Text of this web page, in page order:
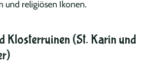
Klosterruinen (St. Karin und